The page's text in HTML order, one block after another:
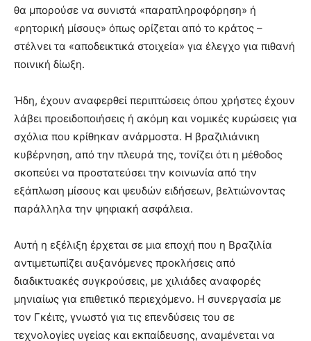
θα μπορούσε να συνιστά «παραπληροφόρηση» ή
«ρητορική μίσους» όπως ορίζεται από το κράτος –
στέλνει τα «αποδεικτικά στοιχεία» για έλεγχο για πιθανή
ποινική δίωξη.
Ήδη, έχουν αναφερθεί περιπτώσεις όπου χρήστες έχουν
λάβει προειδοποιήσεις ή ακόμη και νομικές κυρώσεις για
σχόλια που κρίθηκαν ανάρμοστα. Η βραζιλιάνικη
κυβέρνηση, από την πλευρά της, τονίζει ότι η μέθοδος
σκοπεύει να προστατεύσει την κοινωνία από την
εξάπλωση μίσους και ψευδών ειδήσεων, βελτιώνοντας
παράλληλα την ψηφιακή ασφάλεια.
Αυτή η εξέλιξη έρχεται σε μια εποχή που η Βραζιλία
αντιμετωπίζει αυξανόμενες προκλήσεις από
διαδικτυακές συγκρούσεις, με χιλιάδες αναφορές
μηνιαίως για επιθετικό περιεχόμενο. Η συνεργασία με
τον Γκέιτς, γνωστό για τις επενδύσεις του σε
τεχνολογίες υγείας και εκπαίδευσης, αναμένεται να